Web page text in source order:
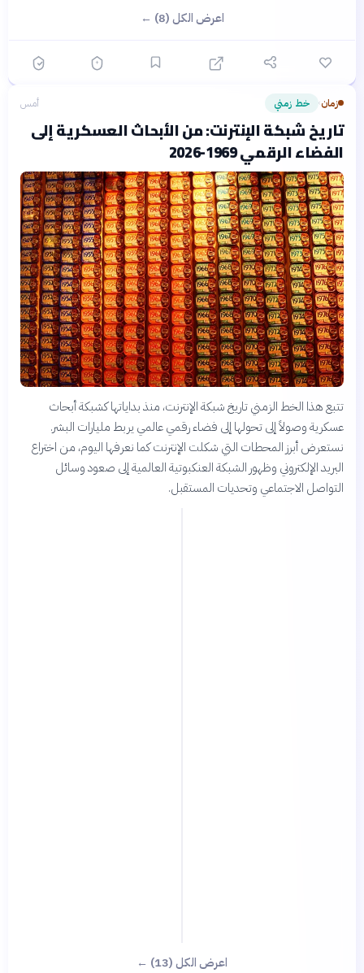
اعرض الكل (8) ←
زمان› خط زمني أمس
تاريخ شبكة الإنترنت: من الأبحاث العسكرية إلى
الفضاء الرقمي 1969-2026
تتبع هذا الخط الزمني تاريخ شبكة الإنترنت، منذ بداياتها كشبكة أبحاث
عسكرية وصولاً إلى تحولها إلى فضاء رقمي عالمي يربط مليارات البشر.
نستعرض أبرز المحطات التي شكلت الإنترنت كما نعرفها اليوم، من اختراع
البريد الإلكتروني وظهور الشبكة العنكبوتية العالمية إلى صعود وسائل
التواصل الاجتماعي وتحديات المستقبل.
اعرض الكل (13) ←